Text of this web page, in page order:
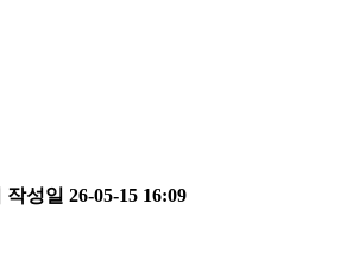
작성일 26-05-15 16:09